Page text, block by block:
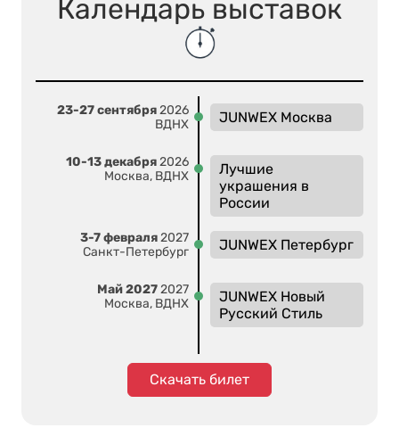
Календарь выставок
23-27 сентября2026
ВДНХ
JUNWEX Москва
10-13 декабря2026
Москва, ВДНХ
Лучшие
украшения в
России
3-7 февраля2027
Санкт-Петербург
JUNWEX Петербург
Май 20272027
Москва, ВДНХ
JUNWEX Новый
Русский Стиль
Скачать билет